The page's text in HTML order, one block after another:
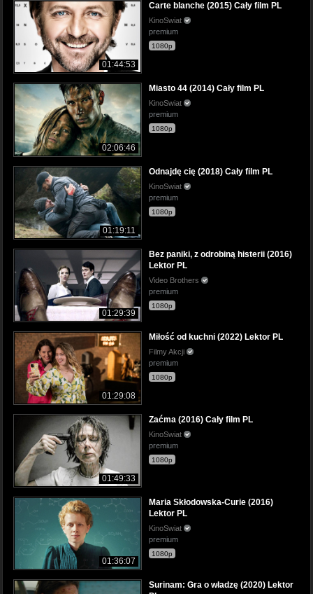
01:44:53
Carte blanche (2015) Cały film PL
KinoSwiat
premium
1080p
02:06:46
Miasto 44 (2014) Cały film PL
KinoSwiat
premium
1080p
01:19:11
Odnajdę cię (2018) Cały film PL
KinoSwiat
premium
1080p
01:29:39
Bez paniki, z odrobiną histerii (2016)
Lektor PL
Video Brothers
premium
1080p
01:29:08
Miłość od kuchni (2022) Lektor PL
Filmy Akcji
premium
1080p
01:49:33
Zaćma (2016) Cały film PL
KinoSwiat
premium
1080p
01:36:07
Maria Skłodowska-Curie (2016)
Lektor PL
KinoSwiat
premium
1080p
Surinam: Gra o władzę (2020) Lektor